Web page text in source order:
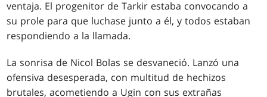
ventaja. El progenitor de Tarkir estaba convocando a
su prole para que luchase junto a él, y todos estaban
respondiendo a la llamada.
La sonrisa de Nicol Bolas se desvaneció. Lanzó una
ofensiva desesperada, con multitud de hechizos
brutales, acometiendo a Ugin con sus extrañas